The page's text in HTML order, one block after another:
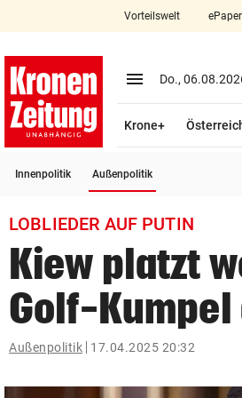
account_circle Anmelden
bookmark
search
Suchbegriff
eingeben
Vorteilswelt ePaper
menu Menü aufklappen
Do.,
Krone+
Innenpolitik Außenpolitik
LOBLIEDER AUF PUTIN
Kiew platzt
Golf-Kumpel
Außenpolitik 17.04.2025 20:32